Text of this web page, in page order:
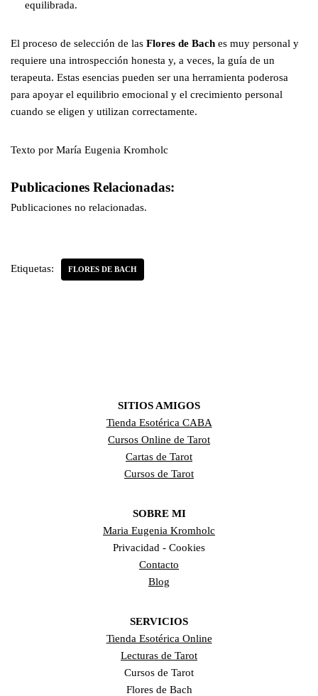
equilibrada.
El proceso de selección de las Flores de Bach es muy personal y
requiere una introspección honesta y, a veces, la guía de un
terapeuta. Estas esencias pueden ser una herramienta poderosa
para apoyar el equilibrio emocional y el crecimiento personal
cuando se eligen y utilizan correctamente.
Texto por María Eugenia Kromholc
Publicaciones Relacionadas:
Publicaciones no relacionadas.
Etiquetas: FLORES DE BACH
SITIOS AMIGOS
Tienda Esotérica CABA
Cursos Online de Tarot
Cartas de Tarot
Cursos de Tarot
SOBRE MI
Maria Eugenia Kromholc
Privacidad - Cookies
Contacto
Blog
SERVICIOS
Tienda Esotérica Online
Lecturas de Tarot
Cursos de Tarot
Flores de Bach